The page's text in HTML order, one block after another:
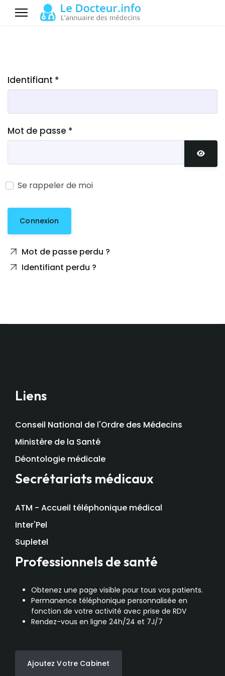
Identifiant *
Mot de passe *
Se rappeler de moi
Connexion
Mot de passe perdu ?
Identifiant perdu ?
Liens
Conseil National de l'Ordre des Médecins
Ministère de la Santé
Déontologie médicale
Secrétariats médicaux
ATM - Accueil téléphonique médical
Inter'Pel
Supletel
Professionnels de santé
Obtenez une page visible pour tous vos patients.
Permanence téléphonique personnalisée en
fonction de votre activité avec prise de RDV
Rendez-vous en ligne 24h/24 et 7J/7
Ajoutez Votre Cabinet